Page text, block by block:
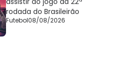
rodada do Brasileirão
Futebol08/08/2026